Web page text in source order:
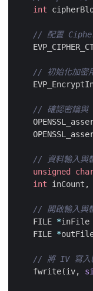
int
unsigned
int
inCount ,
FILE *inFile
FILE *
fwrite(iv,